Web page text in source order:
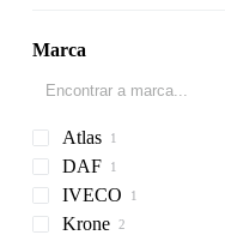
Marca
Atlas
DAF
CF
806
IVECO
Krone